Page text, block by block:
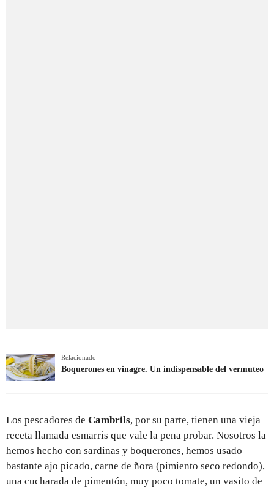
Relacionado
Boquerones en vinagre. Un indispensable del vermuteo
Los pescadores de Cambrils, por su parte, tienen una vieja
receta llamada esmarris que vale la pena probar. Nosotros la
hemos hecho con sardinas y boquerones, hemos usado
bastante ajo picado, carne de ñora (pimiento seco redondo),
una cucharada de pimentón, muy poco tomate, un vasito de